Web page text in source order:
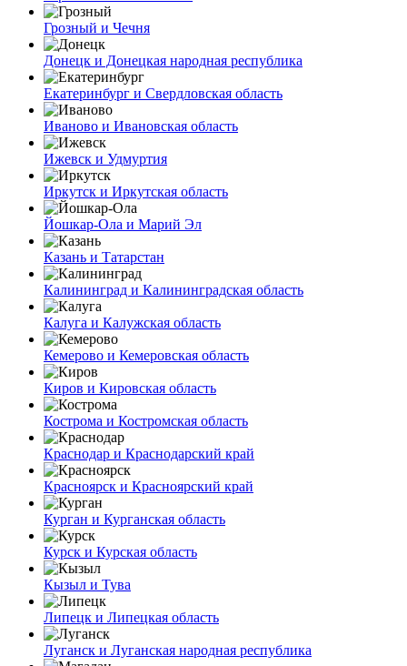
Грозный и Чечня
Донецк и Донецкая народная республика
Екатеринбург и Свердловская область
Иваново и Ивановская область
Ижевск и Удмуртия
Иркутск и Иркутская область
Йошкар-Ола и Марий Эл
Казань и Татарстан
Калининград и Калининградская область
Калуга и Калужская область
Кемерово и Кемеровская область
Киров и Кировская область
Кострома и Костромская область
Краснодар и Краснодарский край
Красноярск и Красноярский край
Курган и Курганская область
Курск и Курская область
Кызыл и Тува
Липецк и Липецкая область
Луганск и Луганская народная республика